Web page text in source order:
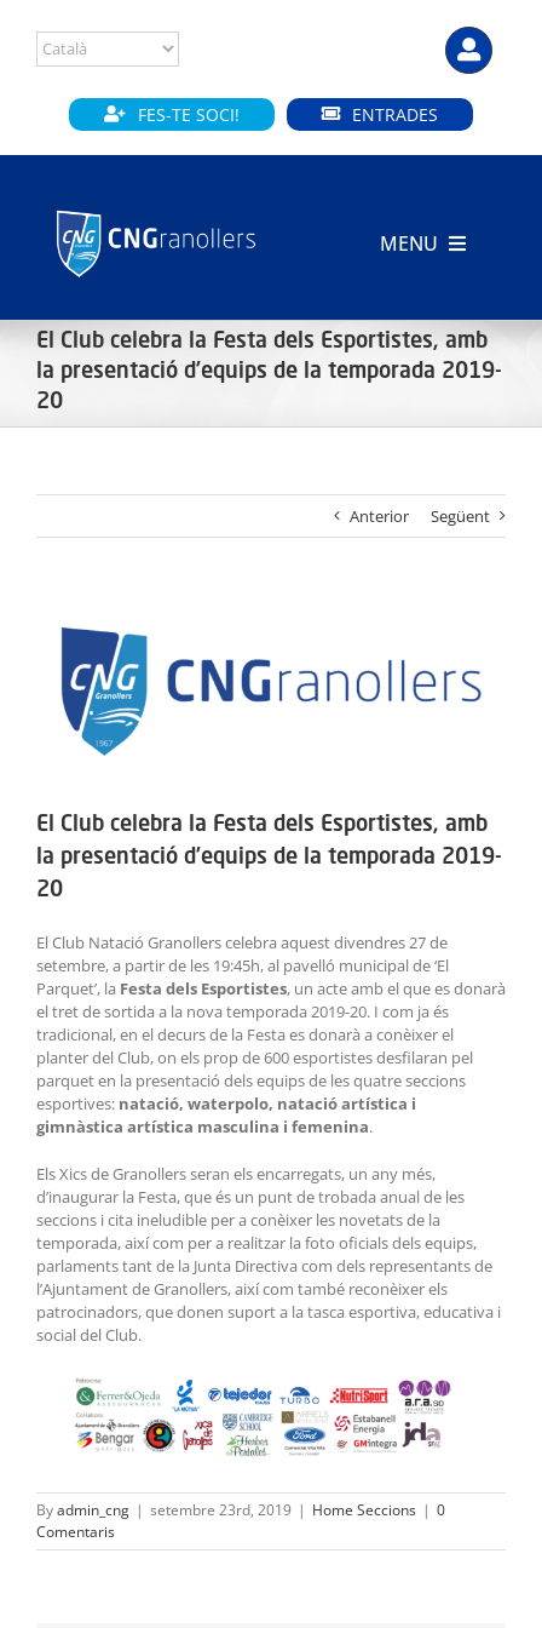
content
FES-TE SOCI! ENTRADES
MENU
CLUB
INSTAL·LACIONS
INFANTS
BLOG
CONTACTE
El Club celebra la Festa dels Esportistes, amb
la presentació d’equips de la temporada 2019-
20
Anterior Següent
Image
El Club celebra la Festa dels Esportistes, amb
la presentació d’equips de la temporada 2019-
20
El Club Natació Granollers celebra aquest divendres 27 de
setembre, a partir de les 19:45h, al pavelló municipal de ‘El
Parquet’, la Festa dels Esportistes, un acte amb el que es donarà
el tret de sortida a la nova temporada 2019-20. I com ja és
tradicional, en el decurs de la Festa es donarà a conèixer el
planter del Club, on els prop de 600 esportistes desfilaran pel
parquet en la presentació dels equips de les quatre seccions
esportives: natació, waterpolo, natació artística i
gimnàstica artística masculina i femenina.
Els Xics de Granollers seran els encarregats, un any més,
d’inaugurar la Festa, que és un punt de trobada anual de les
seccions i cita ineludible per a conèixer les novetats de la
temporada, així com per a realitzar la foto oficials dels equips,
parlaments tant de la Junta Directiva com dels representants de
l’Ajuntament de Granollers, així com també reconèixer els
patrocinadors, que donen suport a la tasca esportiva, educativa i
social del Club.
Byadmin_cng | setembre 23rd, 2019 | Home Seccions | 0
Comentaris